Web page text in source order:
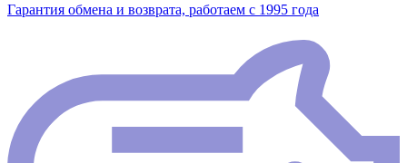
Гарантия обмена и возврата, работаем с 1995 года